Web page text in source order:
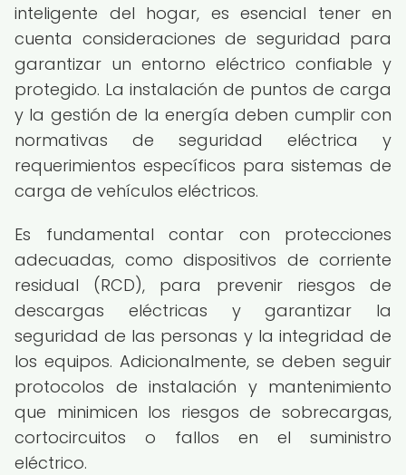
inteligente del hogar, es esencial tener en
cuenta consideraciones de seguridad para
garantizar un entorno eléctrico confiable y
protegido. La instalación de puntos de carga
y la gestión de la energía deben cumplir con
normativas de seguridad eléctrica y
requerimientos específicos para sistemas de
carga de vehículos eléctricos.
Es fundamental contar con protecciones
adecuadas, como dispositivos de corriente
residual (RCD), para prevenir riesgos de
descargas eléctricas y garantizar la
seguridad de las personas y la integridad de
los equipos. Adicionalmente, se deben seguir
protocolos de instalación y mantenimiento
que minimicen los riesgos de sobrecargas,
cortocircuitos o fallos en el suministro
eléctrico.